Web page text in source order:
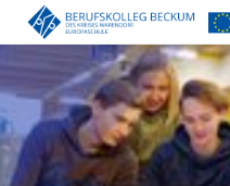
Zum
Hauptinhalt
springen